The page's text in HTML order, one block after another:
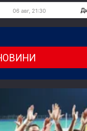
06 авг, 21:30